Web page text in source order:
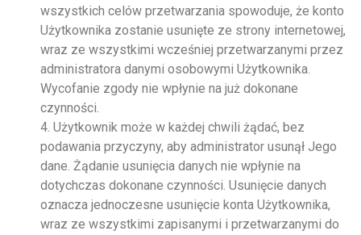
wszystkich celów przetwarzania spowoduje, że konto
Użytkownika zostanie usunięte ze strony internetowej,
wraz ze wszystkimi wcześniej przetwarzanymi przez
administratora danymi osobowymi Użytkownika.
Wycofanie zgody nie wpłynie na już dokonane
czynności.
4. Użytkownik może w każdej chwili żądać, bez
podawania przyczyny, aby administrator usunął Jego
dane. Żądanie usunięcia danych nie wpłynie na
dotychczas dokonane czynności. Usunięcie danych
oznacza jednoczesne usunięcie konta Użytkownika,
wraz ze wszystkimi zapisanymi i przetwarzanymi do